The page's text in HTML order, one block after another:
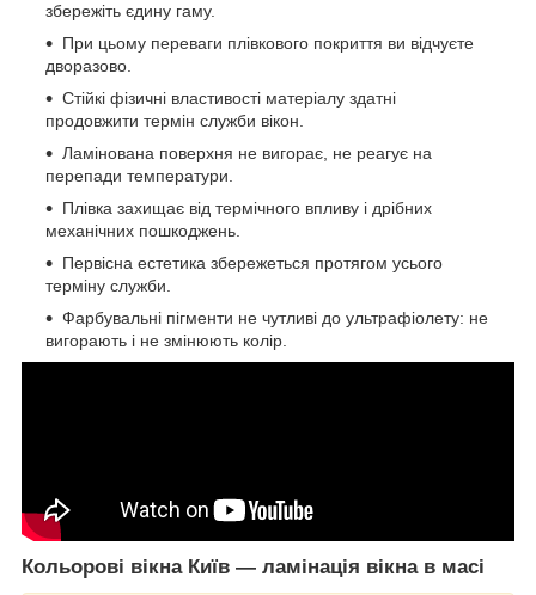
збережіть єдину гаму.
При цьому переваги плівкового покриття ви відчуєте
дворазово.
Стійкі фізичні властивості матеріалу здатні
продовжити термін служби вікон.
Ламінована поверхня не вигорає, не реагує на
перепади температури.
Плівка захищає від термічного впливу і дрібних
механічних пошкоджень.
Первісна естетика збережеться протягом усього
терміну служби.
Фарбувальні пігменти не чутливі до ультрафіолету: не
вигорають і не змінюють колір.
Кольорові вікна Київ ― ламінація вікна в масі